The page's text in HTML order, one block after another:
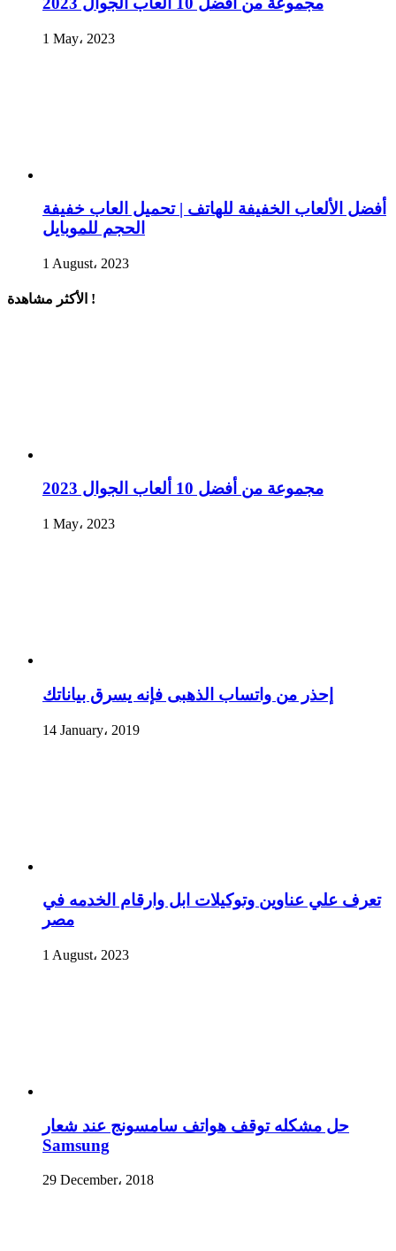
1 May، 2023
أفضل الألعاب الخفيفة للهاتف | تحميل العاب خفيفة
الحجم للموبايل
1 August، 2023
الأكثر مشاهدة !
مجموعة من أفضل 10 ألعاب الجوال 2023
1 May، 2023
إحذر من واتساب الذهبى فإنه يسرق بياناتك
14 January، 2019
تعرف علي عناوين وتوكيلات ابل وارقام الخدمه في
مصر
1 August، 2023
حل مشكله توقف هواتف سامسونج عند شعار
Samsung
29 December، 2018